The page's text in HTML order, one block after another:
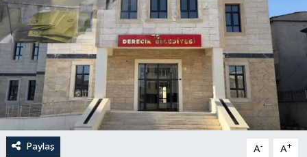
Paylaş A- A+
Teknoloji
Yaşam